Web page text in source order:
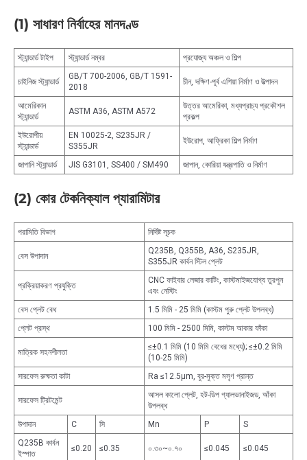
(1) সাধারণ নির্বাহের মানদণ্ড
স্ট্যান্ডার্ড টাইপ স্ট্যান্ডার্ড নম্বর প্রযোজ্য অঞ্চল ও শিল্প
চাইনিজ স্ট্যান্ডার্ড
GB/T 700-2006, GB/T 1591-
2018
চীন, দক্ষিণ-পূর্ব এশিয়া নির্মাণ ও উত্পাদন
আমেরিকান
স্ট্যান্ডার্ড
ASTM A36, ASTM A572
উত্তর আমেরিকা, মধ্যপ্রাচ্য প্রকৌশল
প্রকল্প
ইউরোপীয়
স্ট্যান্ডার্ড
EN 10025-2, S235JR /
S355JR
ইউরোপ, আফ্রিকা শিল্প নির্মাণ
জাপানি স্ট্যান্ডার্ড JIS G3101, SS400 / SM490 জাপান, কোরিয়া যন্ত্রপাতি ও নির্মাণ
(2) কোর টেকনিক্যাল প্যারামিটার
পরামিতি বিভাগ নির্দিষ্ট সূচক
বেস উপাদান
Q235B, Q355B, A36, S235JR,
S355JR কার্বন স্টিল প্লেট
প্রক্রিয়াকরণ প্রযুক্তি
CNC ফাইবার লেজার কাটিং, কাস্টমাইজযোগ্য তুরপুন
এবং নেস্টিং
বেস প্লেট বেধ
1.5 মিমি - 25 মিমি (কাস্টম পুরু প্লেট উপলব্ধ)
প্লেট প্রস্থ
100 মিমি - 2500 মিমি, কাস্টম আকার ফাঁকা
মাত্রিক সহনশীলতা
≤±0.1 মিমি (10 মিমি বেধের মধ্যে); ≤±0.2 মিমি
(10-25 মিমি)
সারফেস রুক্ষতা কাটা
Ra ≤12.5μm, বুর-মুক্ত মসৃণ প্রান্ত
সারফেস ট্রিটমেন্ট
আসল কালো প্লেট, হট-ডিপ গ্যালভানাইজড, আঁকা
উপলব্ধ
উপাদান
C সি Mn P
S
Q235B কার্বন
ইস্পাত
≤0.20 ≤0.35 ০.৩০~০.৭০ ≤0.045 ≤0.045